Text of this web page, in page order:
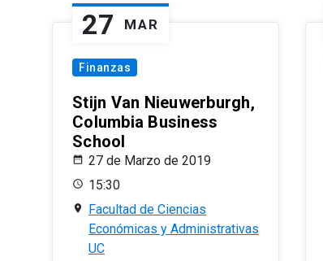
27 MAR
Finanzas
Stijn Van Nieuwerburgh,
Columbia Business
School
27 de Marzo de 2019
15:30
Facultad de Ciencias
Económicas y Administrativas
UC